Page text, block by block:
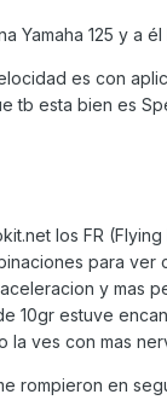
Yamaha 125 y a él
es con
tb esta bien es
los FR
para ver
y mas
10gr estuve
la ves con mas
rompieron en